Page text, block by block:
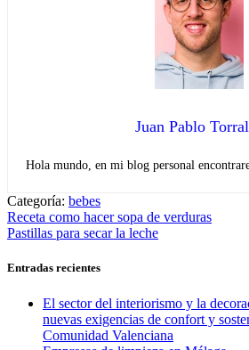
Juan Pablo
Hola mundo, en mi blog personal
Categoría: bebes
Navegación
de
entradas
Entrada
anterior:
Receta como hacer sopa de verduras
Entrada
Pastillas para secar la leche
Entradas recientes
El sector del interiorismo y la
nuevas exigencias de confort y
Comunidad Valenciana